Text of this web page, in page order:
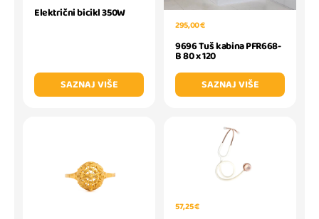
Električni bicikl 350W
SAZNAJ VIŠE
295,00 €
9696 Tuš kabina PFR668-
B 80 x 120
SAZNAJ VIŠE
57,25 €